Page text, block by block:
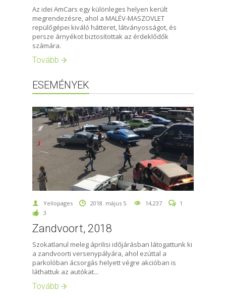
Az idei AmCars egy különleges helyen került
megrendezésre, ahol a MALÉV-MASZOVLET
repülőgépei kiváló hátteret, látványosságot, és
persze árnyékot biztosítottak az érdeklődők
számára.
Tovább
ESEMÉNYEK
Yellopages 2018. május 5. 14,237
1
3
Zandvoort, 2018
Szokatlanul meleg áprilisi időjárásban látogattunk ki
a zandvoorti versenypályára, ahol ezúttal a
parkolóban ácsorgás helyett végre akcióban is
láthattuk az autókat...
Tovább